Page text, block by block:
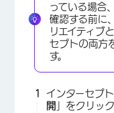
っている場合
確認する前に
リエイティブ
セプトの両方
す。
インターセプ
開
」をクリッ